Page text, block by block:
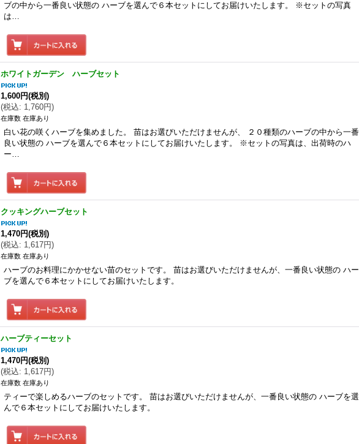
ブの中から一番良い状態の ハーブを選んで６本セットにしてお届けいたします。 ※セットの写真
は…
ホワイトガーデン ハーブセット
1,600円(税別)
(税込: 1,760円)
在庫数 在庫あり
白い花の咲くハーブを集めました。 苗はお選びいただけませんが、 ２０種類のハーブの中から一番
良い状態の ハーブを選んで６本セットにしてお届けいたします。 ※セットの写真は、出荷時のハ
ー…
クッキングハーブセット
1,470円(税別)
(税込: 1,617円)
在庫数 在庫あり
ハーブのお料理にかかせない苗のセットです。 苗はお選びいただけませんが、一番良い状態の ハー
ブを選んで６本セットにしてお届けいたします。
ハーブティーセット
1,470円(税別)
(税込: 1,617円)
在庫数 在庫あり
ティーで楽しめるハーブのセットです。 苗はお選びいただけませんが、一番良い状態の ハーブを選
んで６本セットにしてお届けいたします。